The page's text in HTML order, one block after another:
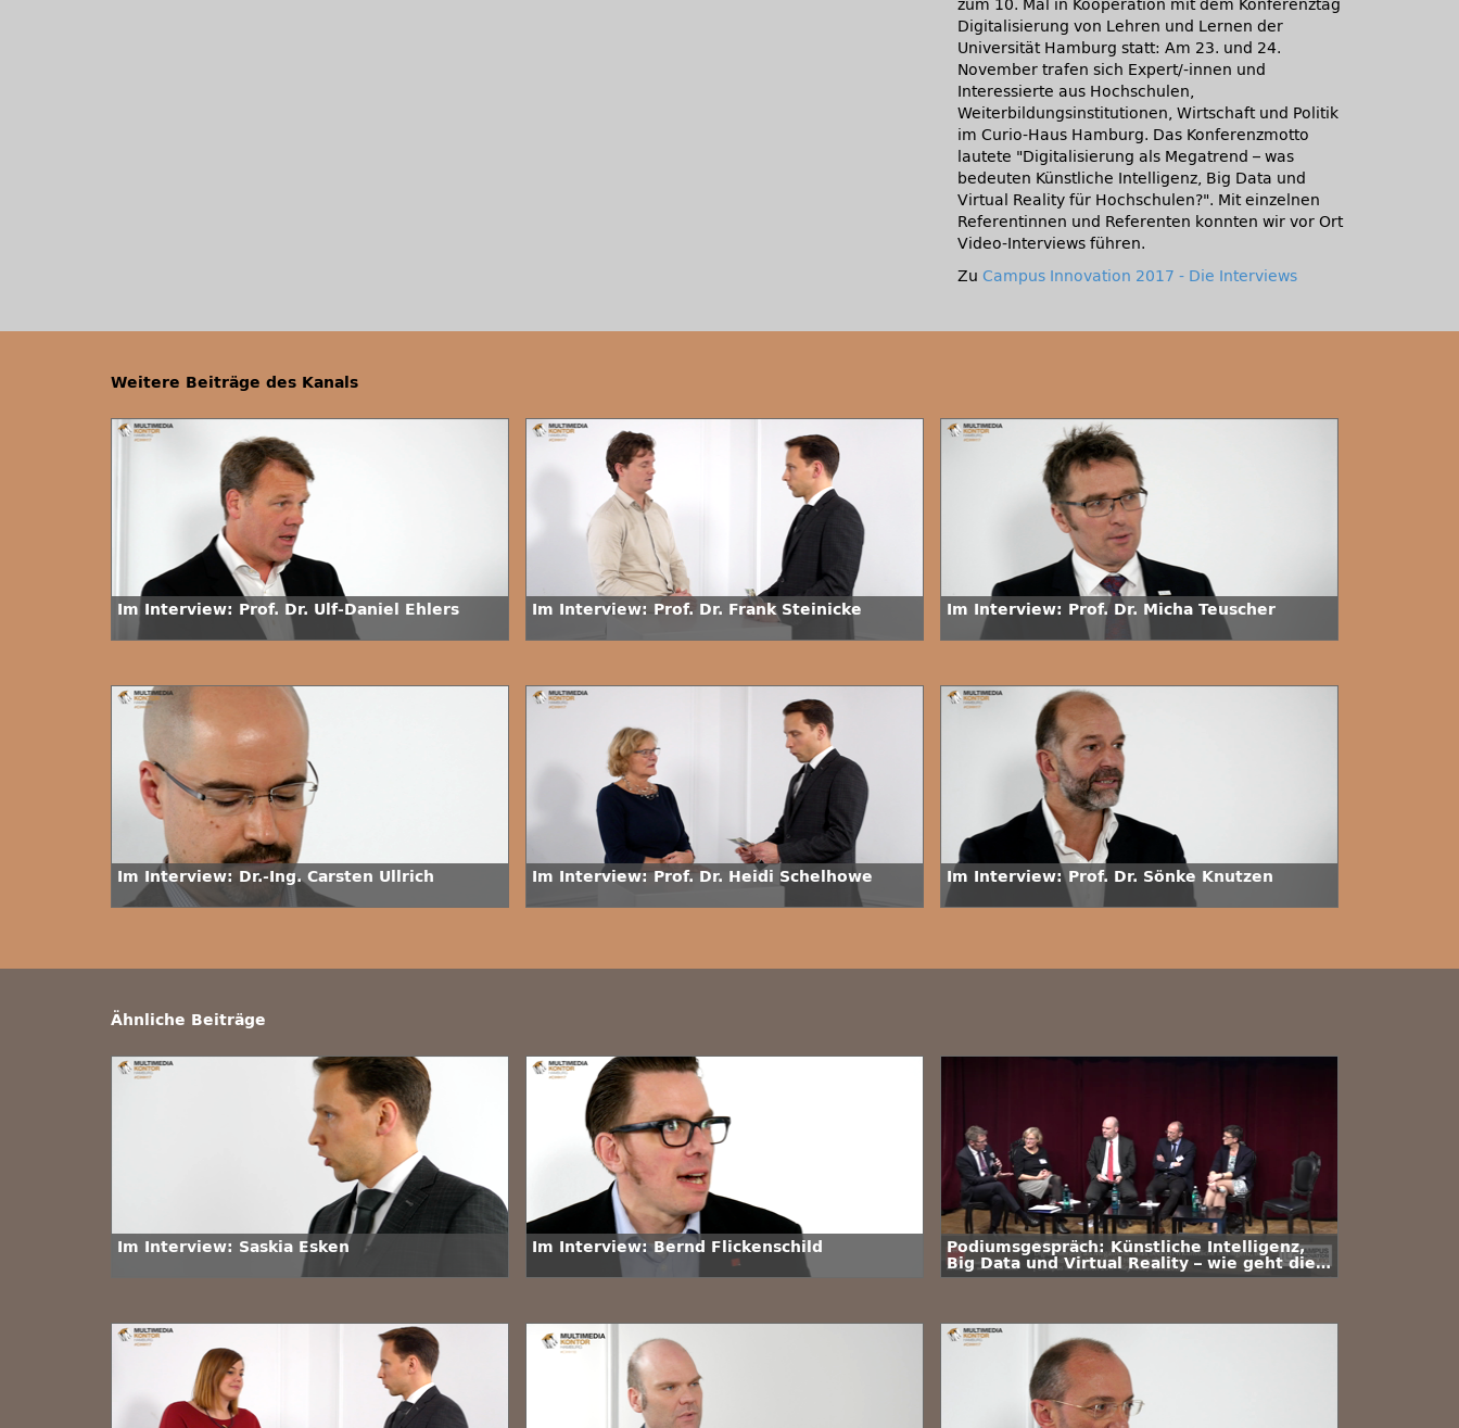
zum 10. Mal in Kooperation mit dem Konferenztag
Digitalisierung von Lehren und Lernen der
Universität Hamburg statt: Am 23. und 24.
November trafen sich Expert/-innen und
Interessierte aus Hochschulen,
Weiterbildungsinstitutionen, Wirtschaft und Politik
im Curio-Haus Hamburg. Das Konferenzmotto
lautete
Digitalisierung als Megatrend – was
bedeuten Künstliche Intelligenz, Big Data und
Virtual Reality für Hochschulen? . Mit einzelnen
Referentinnen und Referenten konnten wir vor Ort
Video-Interviews führen.
Zu Campus Innovation 2017 - Die Interviews
Weitere Beiträge des Kanals
Im Interview: Prof. Dr. Ulf-Daniel Ehlers Im Interview: Prof. Dr. Frank Steinicke Im Interview: Prof. Dr. Micha Teuscher
Im Interview: Dr.-Ing. Carsten Ullrich Im Interview: Prof. Dr. Heidi Schelhowe Im Interview: Prof. Dr. Sönke Knutzen
Ähnliche Beiträge
Im Interview: Saskia Esken Im Interview: Bernd Flickenschild
Podiumsgespräch: Künstliche Intelligenz,
Big Data und Virtual Reality – wie geht die
Wissenschaft mit ihrer neuen